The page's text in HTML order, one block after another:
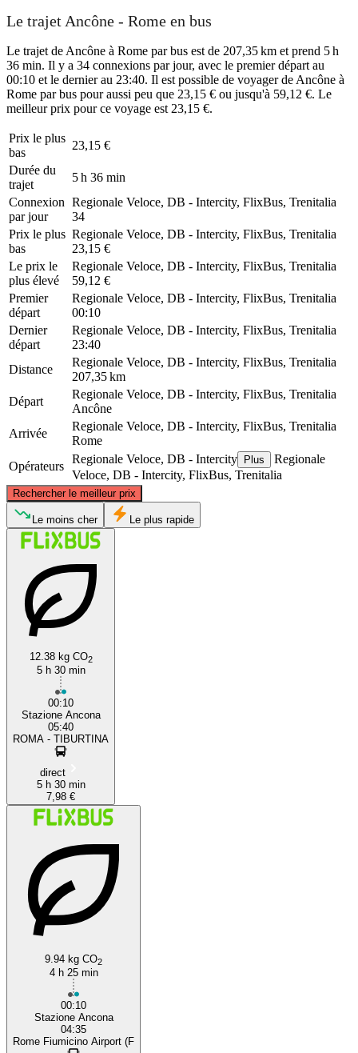
Le trajet Ancône - Rome en bus
Le trajet de Ancône à Rome par bus est de 207,35 km et prend 5 h
36 min. Il y a 34 connexions par jour, avec le premier départ au
00:10 et le dernier au 23:40. Il est possible de voyager de Ancône à
Rome par bus pour aussi peu que 23,15 € ou jusqu'à 59,12 €. Le
meilleur prix pour ce voyage est 23,15 €.
Prix ​​le plus
bas
23,15 €
Durée du
trajet
5 h 36 min
Connexion
par jour
Regionale Veloce, DB - Intercity, FlixBus, Trenitalia
34
Prix ​​le plus
bas
Regionale Veloce, DB - Intercity, FlixBus, Trenitalia
23,15 €
Le prix le
plus élevé
Regionale Veloce, DB - Intercity, FlixBus, Trenitalia
59,12 €
Premier
départ
Regionale Veloce, DB - Intercity, FlixBus, Trenitalia
00:10
Dernier
départ
Regionale Veloce, DB - Intercity, FlixBus, Trenitalia
23:40
Distance
Regionale Veloce, DB - Intercity, FlixBus, Trenitalia
207,35 km
Départ
Regionale Veloce, DB - Intercity, FlixBus, Trenitalia
Ancône
Arrivée
Regionale Veloce, DB - Intercity, FlixBus, Trenitalia
Rome
Opérateurs
Regionale Veloce, DB - Intercity Plus
Regionale
Veloce, DB - Intercity, FlixBus, Trenitalia
Rechercher le meilleur prix
©CARTO, © OpenStreetMapcontributors
Le moins cher Le plus rapide
12.38 kg CO2
5 h 30 min
00:10
Stazione Ancona
05:40
ROMA - TIBURTINA
direct
5 h 30 min
7,98 €
9.94 kg CO2
4 h 25 min
00:10
Stazione Ancona
04:35
Rome Fiumicino Airport (F